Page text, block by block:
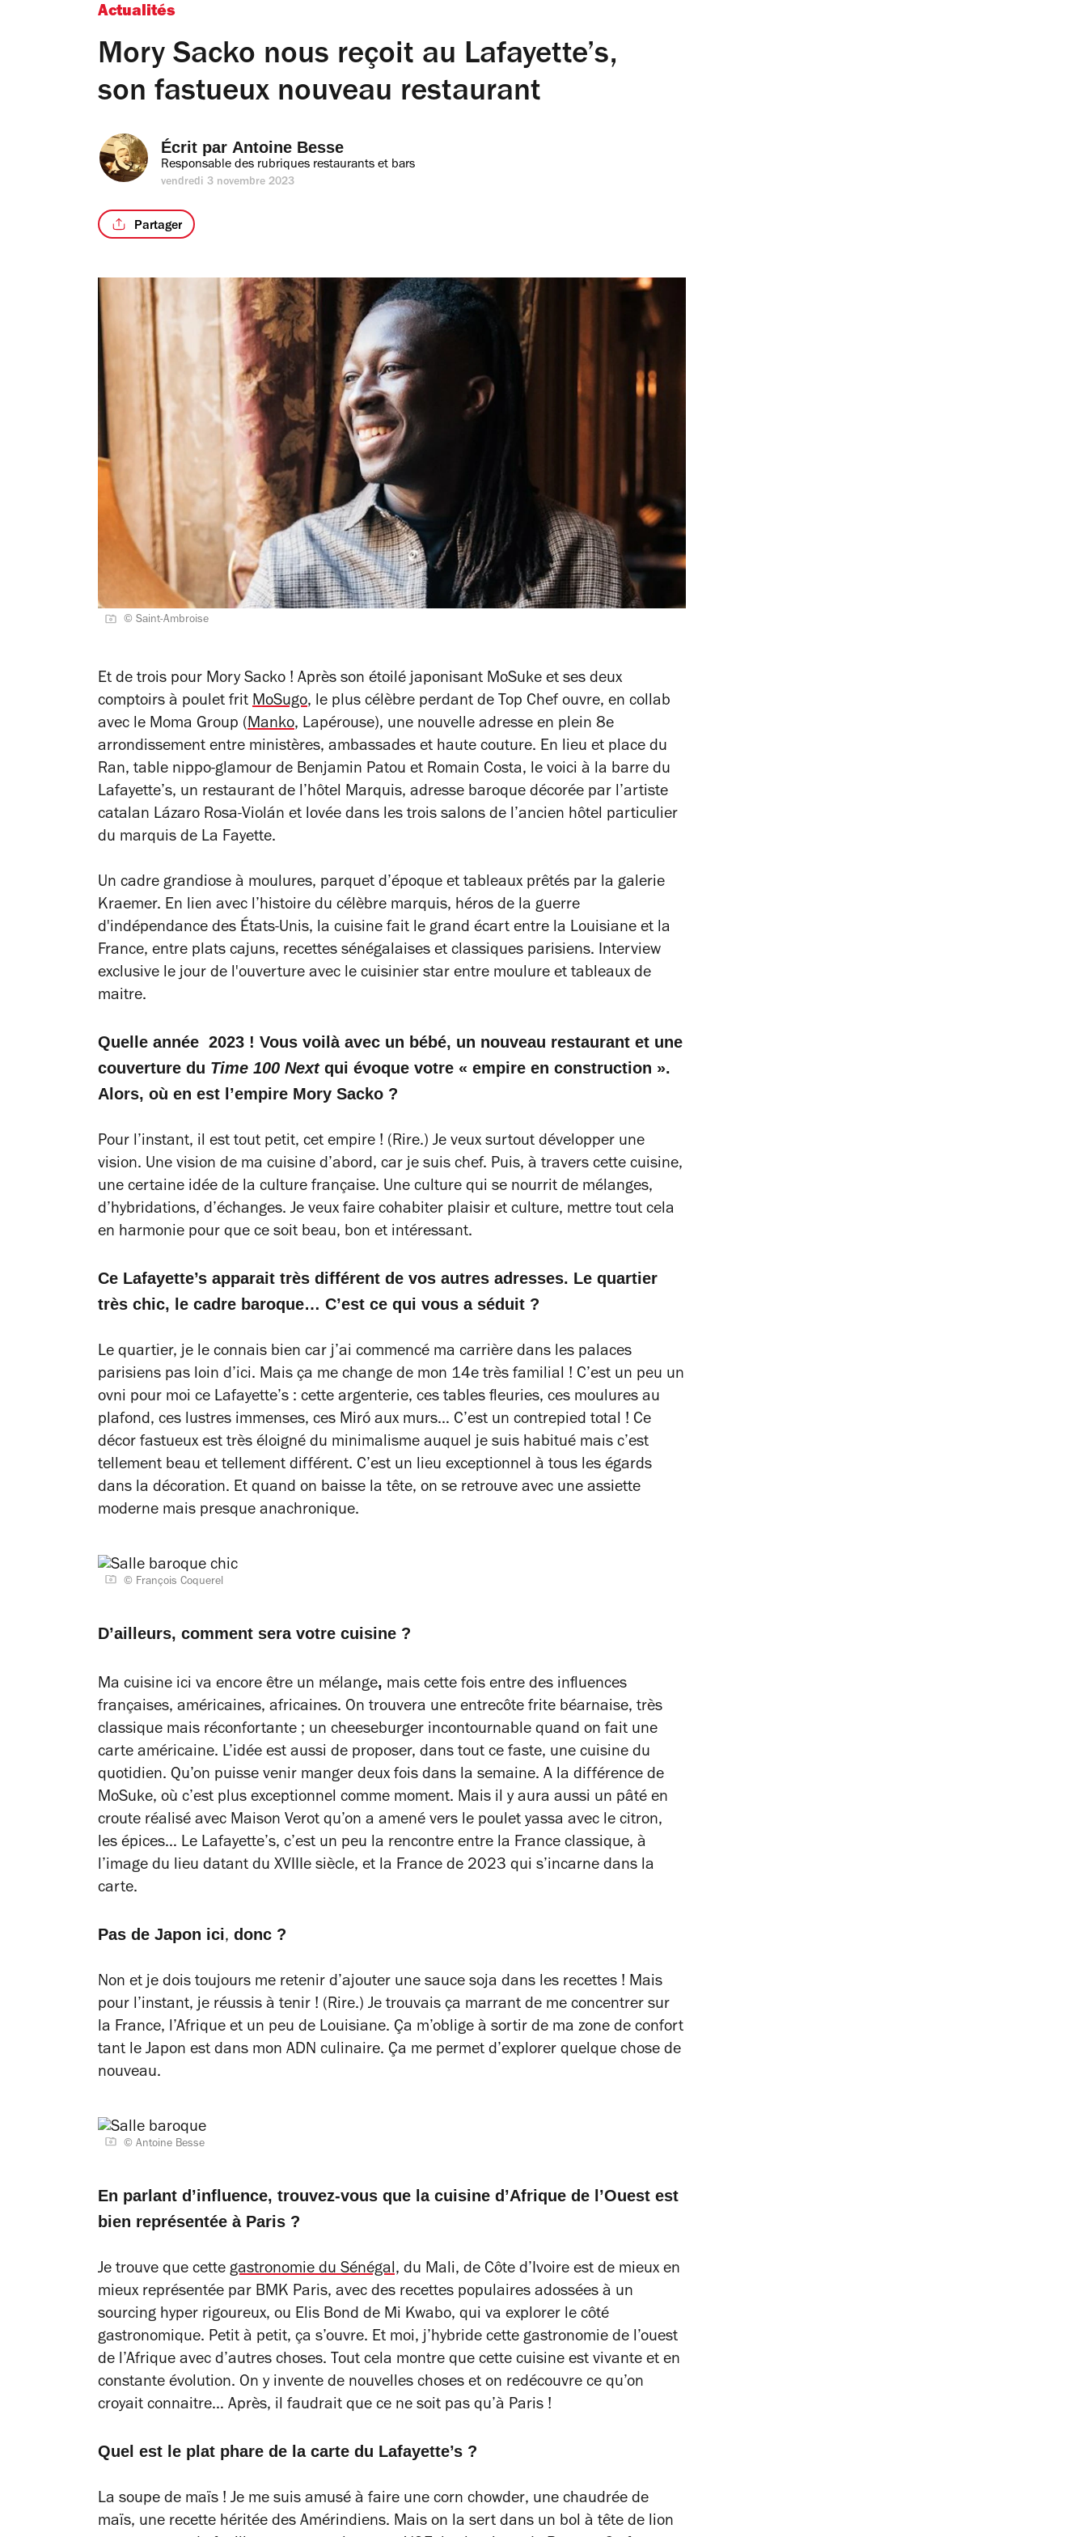
Actualités
Mory Sacko nous reçoit au Lafayette’s,
son fastueux nouveau restaurant
Écrit par Antoine Besse
Responsable des rubriques restaurants et bars
vendredi 3 novembre 2023
Partager
© Saint-Ambroise
Et de trois pour Mory Sacko ! Après son étoilé japonisant MoSuke et ses deux
comptoirs à poulet frit MoSugo, le plus célèbre perdant de Top Chef ouvre, en collab
avec le Moma Group (Manko, Lapérouse), une nouvelle adresse en plein 8e
arrondissement entre ministères, ambassades et haute couture. En lieu et place du
Ran, table nippo-glamour de Benjamin Patou et Romain Costa, le voici à la barre du
Lafayette’s, un restaurant de l’hôtel Marquis, adresse baroque décorée par l’artiste
catalan Lázaro Rosa-Violán et lovée dans les trois salons de l’ancien hôtel particulier
du marquis de La Fayette.
Un cadre grandiose à moulures, parquet d’époque et tableaux prêtés par la galerie
Kraemer. En lien avec l’histoire du célèbre marquis, héros de la guerre
d'indépendance des États-Unis, la cuisine fait le grand écart entre la Louisiane et la
France, entre plats cajuns, recettes sénégalaises et classiques parisiens. Interview
exclusive le jour de l'ouverture avec le cuisinier star entre moulure et tableaux de
maitre.
Quelle année 2023 ! Vous voilà avec un bébé, un nouveau restaurant et une
couverture du Time 100 Next qui évoque votre « empire en construction ».
Alors, où en est l’empire Mory Sacko ?
Pour l’instant, il est tout petit, cet empire ! (Rire.) Je veux surtout développer une
vision. Une vision de ma cuisine d’abord, car je suis chef. Puis, à travers cette cuisine,
une certaine idée de la culture française. Une culture qui se nourrit de mélanges,
d’hybridations, d’échanges. Je veux faire cohabiter plaisir et culture, mettre tout cela
en harmonie pour que ce soit beau, bon et intéressant.
Ce Lafayette’s apparait très différent de vos autres adresses. Le quartier
très chic, le cadre baroque… C’est ce qui vous a séduit ?
Le quartier, je le connais bien car j’ai commencé ma carrière dans les palaces
parisiens pas loin d’ici. Mais ça me change de mon 14e très familial ! C’est un peu un
ovni pour moi ce Lafayette’s : cette argenterie, ces tables fleuries, ces moulures au
plafond, ces lustres immenses, ces Miró aux murs… C’est un contrepied total ! Ce
décor fastueux est très éloigné du minimalisme auquel je suis habitué mais c’est
tellement beau et tellement différent. C’est un lieu exceptionnel à tous les égards
dans la décoration. Et quand on baisse la tête, on se retrouve avec une assiette
moderne mais presque anachronique.
© François Coquerel
D’ailleurs, comment sera votre cuisine ?
Ma cuisine ici va encore être un mélange, mais cette fois entre des influences
françaises, américaines, africaines. On trouvera une entrecôte frite béarnaise, très
classique mais réconfortante ; un cheeseburger incontournable quand on fait une
carte américaine. L’idée est aussi de proposer, dans tout ce faste, une cuisine du
quotidien. Qu’on puisse venir manger deux fois dans la semaine. A la différence de
MoSuke, où c’est plus exceptionnel comme moment. Mais il y aura aussi un pâté en
croute réalisé avec Maison Verot qu’on a amené vers le poulet yassa avec le citron,
les épices… Le Lafayette’s, c’est un peu la rencontre entre la France classique, à
l’image du lieu datant du XVIIIe siècle, et la France de 2023 qui s’incarne dans la
carte.
Pas de Japon ici, donc ?
Non et je dois toujours me retenir d’ajouter une sauce soja dans les recettes ! Mais
pour l’instant, je réussis à tenir ! (Rire.) Je trouvais ça marrant de me concentrer sur
la France, l’Afrique et un peu de Louisiane. Ça m’oblige à sortir de ma zone de confort
tant le Japon est dans mon ADN culinaire. Ça me permet d’explorer quelque chose de
nouveau.
© Antoine Besse
En parlant d’influence, trouvez-vous que la cuisine d’Afrique de l’Ouest est
bien représentée à Paris ?
Je trouve que cette gastronomie du Sénégal, du Mali, de Côte d’Ivoire est de mieux en
mieux représentée par BMK Paris, avec des recettes populaires adossées à un
sourcing hyper rigoureux, ou Elis Bond de Mi Kwabo, qui va explorer le côté
gastronomique. Petit à petit, ça s’ouvre. Et moi, j’hybride cette gastronomie de l’ouest
de l’Afrique avec d’autres choses. Tout cela montre que cette cuisine est vivante et en
constante évolution. On y invente de nouvelles choses et on redécouvre ce qu’on
croyait connaitre… Après, il faudrait que ce ne soit pas qu’à Paris !
Quel est le plat phare de la carte du Lafayette’s ?
La soupe de maïs ! Je me suis amusé à faire une corn chowder, une chaudrée de
maïs, une recette héritée des Amérindiens. Mais on la sert dans un bol à tête de lion